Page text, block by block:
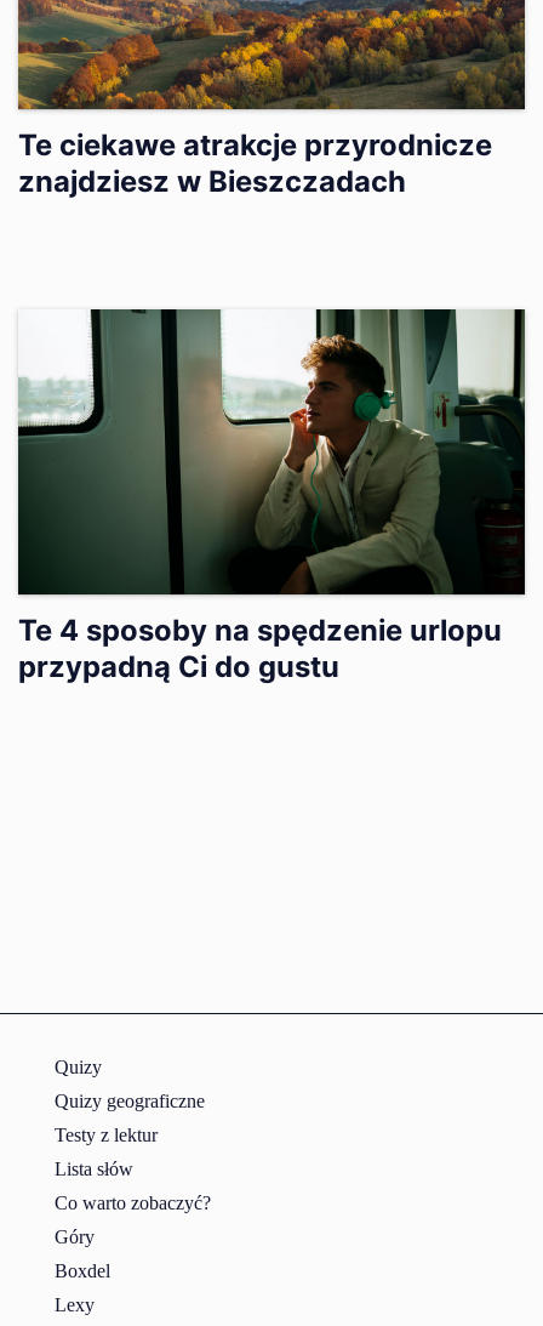
Te ciekawe atrakcje przyrodnicze
znajdziesz w Bieszczadach
Te 4 sposoby na spędzenie urlopu
przypadną Ci do gustu
Quizy
Quizy geograficzne
Testy z lektur
Lista słów
Co warto zobaczyć?
Góry
Boxdel
Lexy